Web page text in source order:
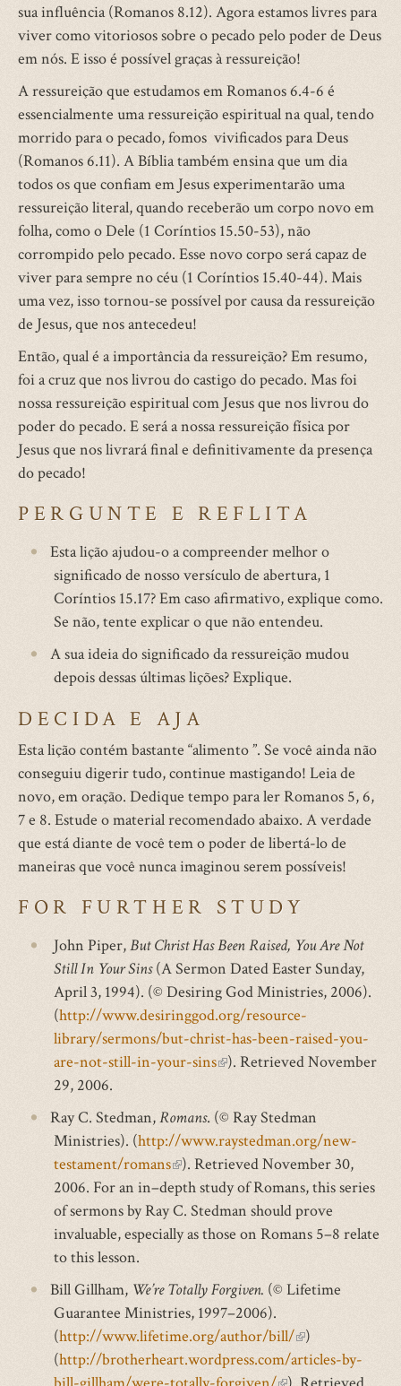
sua influência (Romanos 8.12). Agora estamos livres para
viver como vitoriosos sobre o pecado pelo poder de Deus
em nós. E isso é possível graças à ressureição!
A ressureição que estudamos em Romanos 6.4-6 é
essencialmente uma ressureição espiritual na qual, tendo
morrido para o pecado, fomos vivificados para Deus
(Romanos 6.11). A Bíblia também ensina que um dia
todos os que confiam em Jesus experimentarão uma
ressureição literal, quando receberão um corpo novo em
folha, como o Dele (1 Coríntios 15.50-53), não
corrompido pelo pecado. Esse novo corpo será capaz de
viver para sempre no céu (1 Coríntios 15.40-44). Mais
uma vez, isso tornou-se possível por causa da ressureição
de Jesus, que nos antecedeu!
Então, qual é a importância da ressureição? Em resumo,
foi a cruz que nos livrou do castigo do pecado. Mas foi
nossa ressureição espiritual com Jesus que nos livrou do
poder do pecado. E será a nossa ressureição física por
Jesus que nos livrará final e definitivamente da presença
do pecado!
PERGUNTE E REFLITA
Esta lição ajudou-o a compreender melhor o
significado de nosso versículo de abertura, 1
Coríntios 15.17? Em caso afirmativo, explique como.
Se não, tente explicar o que não entendeu.
A sua ideia do significado da ressureição mudou
depois dessas últimas lições? Explique.
DECIDA E AJA
Esta lição contém bastante “alimento ”. Se você ainda não
conseguiu digerir tudo, continue mastigando! Leia de
novo, em oração. Dedique tempo para ler Romanos 5, 6,
7 e 8. Estude o material recomendado abaixo. A verdade
que está diante de você tem o poder de libertá-lo de
maneiras que você nunca imaginou serem possíveis!
FOR FURTHER STUDY
John Piper,But Christ Has Been Raised, You Are Not
Still In Your Sins(A Sermon Dated Easter Sunday,
April 3, 1994). (© Desiring God Ministries, 2006).
(http://www.desiringgod.org/resource-
library/sermons/but-christ-has-been-raised-you-
are-not-still-in-your-sins
(link
external)
). Retrieved November
29, 2006.
Ray C. Stedman,Romans. (© Ray Stedman
Ministries). (http://www.raystedman.org/new-
testament/romans
(link
is
external)
). Retrieved November 30,
2006. For an in–depth study of Romans, this series
of sermons by Ray C. Stedman should prove
invaluable, especially as those on Romans 5–8 relate
to this lesson.
Bill Gillham, We’re Totally Forgiven. (© Lifetime
Guarantee Ministries, 1997–2006).
(http://www.lifetime.org/author/bill/
(link
is
)
(http://brotherheart.wordpress.com/articles-by-